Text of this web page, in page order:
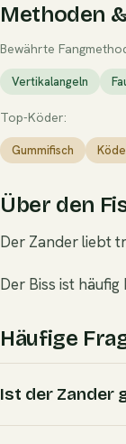
Methoden
Bewährte
Vertikalangeln
Top-Köder:
Gummifisch
Über den
Der Zander liebt
Der Biss ist
Häufige
Ist der Zander